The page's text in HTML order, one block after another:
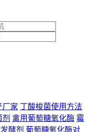
厂家 丁酸梭菌使用方法
禽用葡萄糖氧化酶 霉
酵剂 葡萄糖氧化酶对